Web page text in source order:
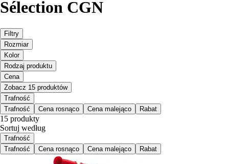
Sélection CGN
Filtry
Rozmiar
Kolor
Rodzaj produktu
Cena
Zobacz 15 produktów
Trafność
Trafność
Cena rosnąco Cena malejąco Rabat
15 produkty
Sortuj według
Trafność
Trafność
Cena rosnąco Cena malejąco Rabat